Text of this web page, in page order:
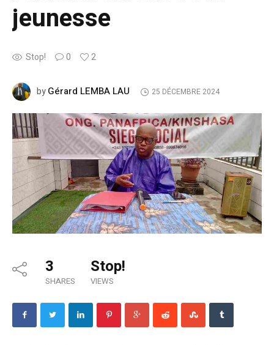
jeunesse
Stop! 0 2
byGérard LEMBA LAU 25 DÉCEMBRE 2024
3
SHARES
Stop!
VIEWS